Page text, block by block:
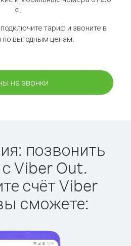
¢.
тариф и звоните в
по выгодным ценам.
на звонки
позвонить
Viber Out.
счёт Viber
сможете: